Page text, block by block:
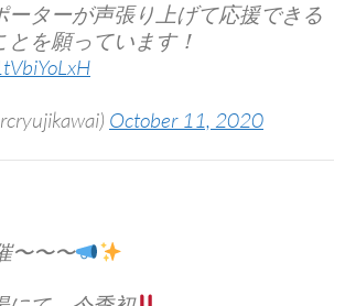
ーターが声張り上げて応援できる
とを願っています！
October 11, 2020
〜〜〜